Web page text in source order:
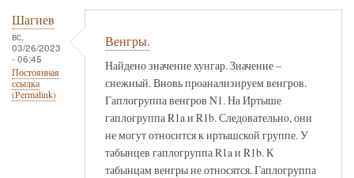
Шагиев
вс,
03/26/2023
- 06:45
Постоянная
ссылка
(Permalink)
Венгры.
Найдено значение хунгар. Значение –
снежный. Вновь проанализируем венгров.
Гаплогруппа венгров N1. На Иртыше
гаплогруппа R1a и R1b. Следовательно, они
не могут относится к иртышской группе. У
табынцев гаплогруппа R1a и R1b. К
табынцам венгры не относятся. Гаплогруппа